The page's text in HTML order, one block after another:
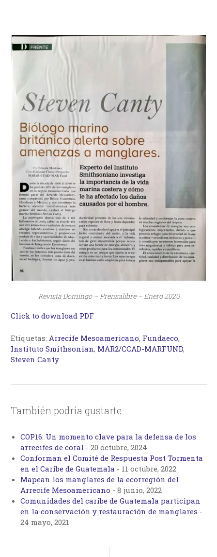
Revista Domingo – Prensalibre – Enero 2020
Click to download PDF
Etiquetas: Arrecife Mesoamericano, Fundaeco,
Instituto Smithsonian, MAR2/CCAD-MARFUND,
Steven Canty
También podría gustarte
COP16: Un momento clave para la defensa de los
arrecifes de coral -20 octubre, 2024
Conforman el Comité de Respuesta Post Tormenta
en el Caribe de Guatemala - 11 octubre, 2022
Mapean los manglares de la ecorregión del
Arrecife Mesoamericano -8 junio, 2022
Comunidades del caribe de Guatemala participan
en la conservación y restauración de manglares -
24 mayo, 2021